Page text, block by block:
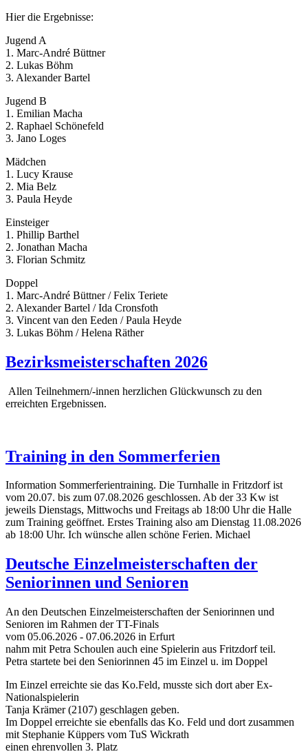
Hier die Ergebnisse:
Jugend A
1. Marc-André Büttner
2. Lukas Böhm
3. Alexander Bartel
Jugend B
1. Emilian Macha
2. Raphael Schönefeld
3. Jano Loges
Mädchen
1. Lucy Krause
2. Mia Belz
3. Paula Heyde
Einsteiger
1. Phillip Barthel
2. Jonathan Macha
3. Florian Schmitz
Doppel
1. Marc-André Büttner / Felix Teriete
2. Alexander Bartel / Ida Cronsfoth
3. Vincent van den Eeden / Paula Heyde
3. Lukas Böhm / Helena Räther
Bezirksmeisterschaften 2026
Allen Teilnehmern/-innen herzlichen Glückwunsch zu den
erreichten Ergebnissen.
Training in den Sommerferien
Information Sommerferientraining. Die Turnhalle in Fritzdorf ist
vom 20.07. bis zum 07.08.2026 geschlossen. Ab der 33 Kw ist
jeweils Dienstags, Mittwochs und Freitags ab 18:00 Uhr die Halle
zum Training geöffnet. Erstes Training also am Dienstag 11.08.2026
ab 18:00 Uhr. Ich wünsche allen schöne Ferien. Michael
Deutsche Einzelmeisterschaften der
Seniorinnen und Senioren
An den Deutschen Einzelmeisterschaften der Seniorinnen und
Senioren im Rahmen der TT-Finals
vom 05.06.2026 - 07.06.2026 in Erfurt
nahm mit Petra Schoulen auch eine Spielerin aus Fritzdorf teil.
Petra startete bei den Seniorinnen 45 im Einzel u. im Doppel
Im Einzel erreichte sie das Ko.Feld, musste sich dort aber Ex-
Nationalspielerin
Tanja Krämer (2107) geschlagen geben.
Im Doppel erreichte sie ebenfalls das Ko. Feld und dort zusammen
mit Stephanie Küppers vom TuS Wickrath
einen ehrenvollen 3. Platz